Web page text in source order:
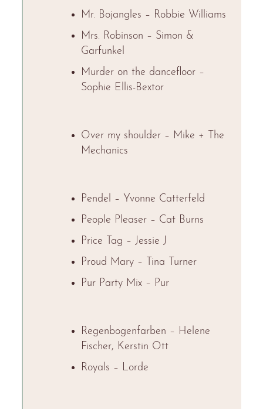
Mr. Bojangles – Robbie Williams
Mrs. Robinson – Simon &
Garfunkel
Murder on the dancefloor –
Sophie Ellis-Bextor
Over my shoulder – Mike + The
Mechanics
Pendel – Yvonne Catterfeld
People Pleaser – Cat Burns
Price Tag – Jessie J
Proud Mary – Tina Turner
Pur Party Mix – Pur
Regenbogenfarben – Helene
Fischer, Kerstin Ott
Royals – Lorde